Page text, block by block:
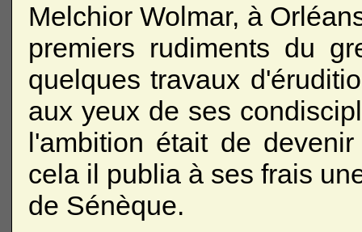
Melchior Wolmar, à
premiers rudiments du
quelques travaux
aux yeux de ses
l'ambition était de
cela il publia à ses frais
de Sénèque.